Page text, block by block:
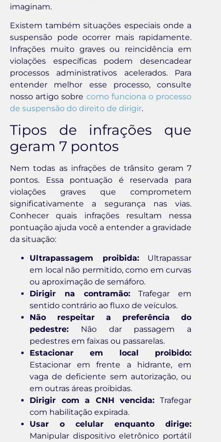
imaginam.
Existem também situações especiais onde a
suspensão pode ocorrer mais rapidamente.
Infrações muito graves ou reincidência em
violações específicas podem desencadear
processos administrativos acelerados. Para
entender melhor esse processo, consulte
nosso artigo sobre como funciona o processo
de suspensão do direito de dirigir.
Tipos de infrações que
geram 7 pontos
Nem todas as infrações de trânsito geram 7
pontos. Essa pontuação é reservada para
violações graves que comprometem
significativamente a segurança nas vias.
Conhecer quais infrações resultam nessa
pontuação ajuda você a entender a gravidade
da situação:
Ultrapassagem proibida:Ultrapassar
em local não permitido, como em curvas
ou aproximação de semáforo.
Dirigir na contramão:Trafegar em
sentido contrário ao fluxo de veículos.
Não respeitar a preferência do
pedestre: Não dar passagem a
pedestres em faixas ou passarelas.
Estacionar em local proibido:
Estacionar em frente a hidrante, em
vaga de deficiente sem autorização, ou
em outras áreas proibidas.
Dirigir com a CNH vencida: Trafegar
com habilitação expirada.
Usar o celular enquanto dirige:
Manipular dispositivo eletrônico portátil